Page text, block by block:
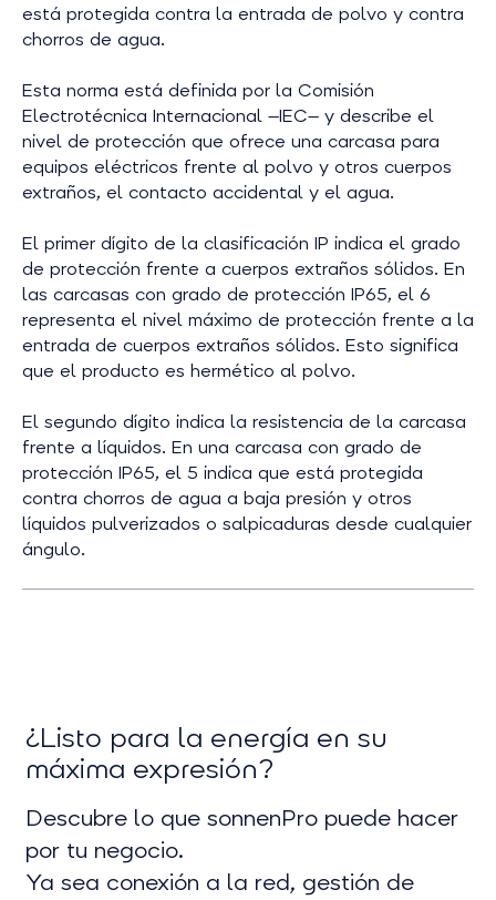
está protegida contra la entrada de polvo y contra
chorros de agua.
Esta norma está definida por la Comisión
Electrotécnica Internacional —IEC— y describe el
nivel de protección que ofrece una carcasa para
equipos eléctricos frente al polvo y otros cuerpos
extraños, el contacto accidental y el agua.
El primer dígito de la clasificación IP indica el grado
de protección frente a cuerpos extraños sólidos. En
las carcasas con grado de protección IP65, el 6
representa el nivel máximo de protección frente a la
entrada de cuerpos extraños sólidos. Esto significa
que el producto es hermético al polvo.
El segundo dígito indica la resistencia de la carcasa
frente a líquidos. En una carcasa con grado de
protección IP65, el 5 indica que está protegida
contra chorros de agua a baja presión y otros
líquidos pulverizados o salpicaduras desde cualquier
ángulo.
¿Listo para la energía en su
máxima expresión?
Descubre lo que sonnenPro puede hacer
por tu negocio.
Ya sea conexión a la red, gestión de